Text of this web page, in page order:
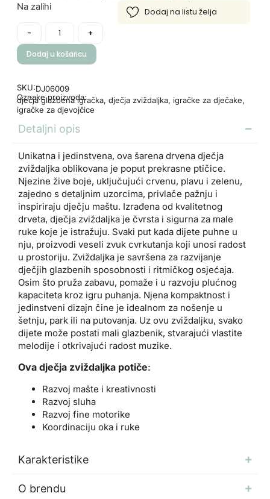
Na zalihi
- +
Dodaj u košaricu
SKU:DJ06009
Oznake proizvoda:
dječja glazbena igračka, dječja zviždaljka, igračke za dječake,
igračke za djevojčice
Detaljni opis
Unikatna i jedinstvena, ova šarena drvena dječja
zviždaljka oblikovana je poput prekrasne ptičice.
Njezine žive boje, uključujući crvenu, plavu i zelenu,
zajedno s detaljnim uzorcima, privlače pažnju i
inspiriraju dječju maštu. Izrađena od kvalitetnog
drveta, dječja zviždaljka je čvrsta i sigurna za male
ruke koje je istražuju. Svaki put kada dijete puhne u
nju, proizvodi veseli zvuk cvrkutanja koji unosi radost
u prostoriju. Zviždaljka je savršena za razvijanje
dječjih glazbenih sposobnosti i ritmičkog osjećaja.
Osim što pruža zabavu, pomaže i u razvoju plućnog
kapaciteta kroz igru puhanja. Njena kompaktnost i
jedinstveni dizajn čine je idealnom za nošenje u
šetnju, park ili na putovanja. Uz ovu zviždaljku, svako
dijete može postati mali glazbenik, stvarajući vlastite
melodije i otkrivajući radost muzike.
Ova dječja zviždaljka potiče:
Razvoj mašte i kreativnosti
Razvoj sluha
Razvoj fine motorike
Koordinaciju oka i ruke
Karakteristike
O brendu